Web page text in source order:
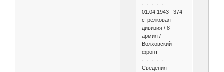
· · · · ·
01.04.1943 374
стрелковая
дивизия / 8
армия /
Волховский
фронт
· · · · ·
Сведения